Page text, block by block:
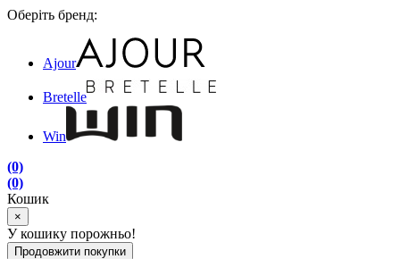
Оберіть бренд:
Ajour
Bretelle
Win
(0)
(0)
Кошик
×
У кошику порожньо!
Продовжити покупки